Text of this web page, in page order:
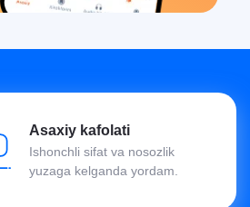
Asaxiy kafolati
Ishonchli sifat va nosozlik
yuzaga kelganda yordam.